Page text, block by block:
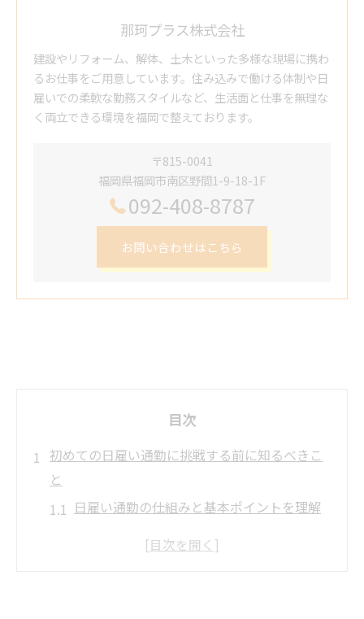
那珂プラス株式会社
建設やリフォーム、解体、土木といった多様な現場に携わ
るお仕事をご用意しています。住み込みで働ける体制や日
雇いでの柔軟な勤務スタイルなど、生活面と仕事を無理な
く両立できる環境を福岡で整えております。
〒815-0041
福岡県福岡市南区野間1-9-18-1F
092-408-8787
お問い合わせはこちら
目次
初めての日雇い通勤に挑戦する前に知るべきこ
と
日雇い通勤の仕組みと基本ポイントを理解
単発バイト初心者が抱えやすい不安と解消